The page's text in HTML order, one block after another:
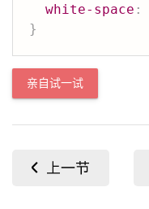
white-space :
}
亲自试一试